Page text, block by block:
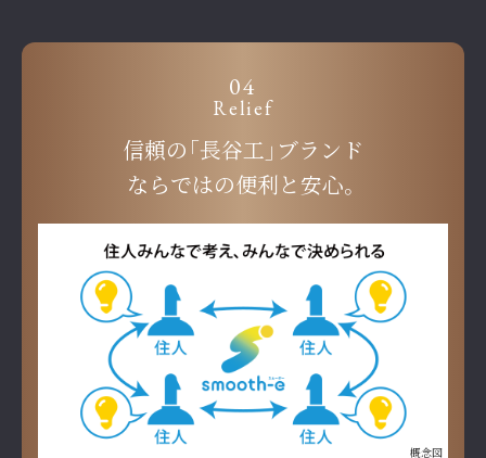
04
Relief
信頼の「長谷工」ブランド
ならではの便利と安心。
概念図